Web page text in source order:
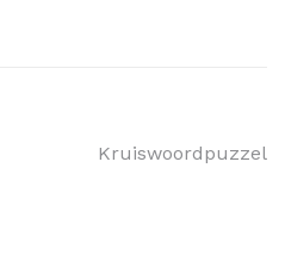
Kruiswoordpuzzel